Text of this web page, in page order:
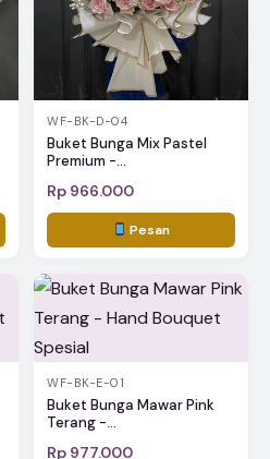
WF-BK-D-04
Buket Bunga Mix Pastel
Premium -...
Rp 966.000
Pesan
WF-BK-E-01
Buket Bunga Mawar Pink
Terang -...
Rp 977.000